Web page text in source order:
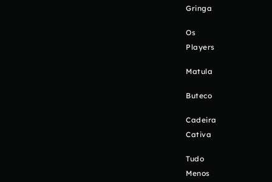
Gringa
Os
Players
Matula
Buteco
Cadeira
Cativa
Tudo
Menos